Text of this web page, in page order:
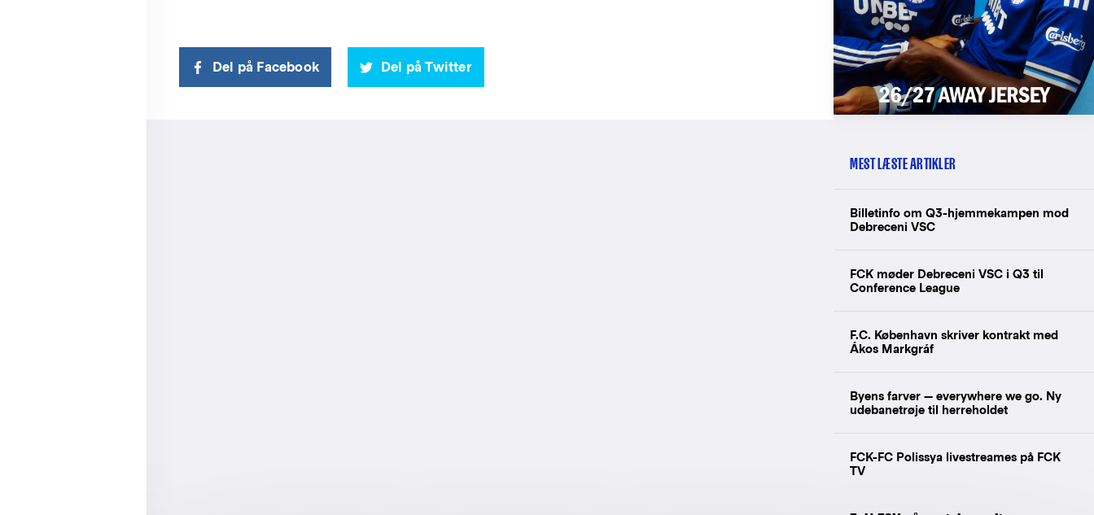
Del på Facebook Del på Twitter
MEST LÆSTE ARTIKLER
Billetinfo om Q3-hjemmekampen mod
Debreceni VSC
FCK møder Debreceni VSC i Q3 til
Conference League
F.C. København skriver kontrakt med
Ákos Markgráf
Byens farver — everywhere we go. Ny
udebanetrøje til herreholdet
FCK-FC Polissya livestreames på FCK
TV